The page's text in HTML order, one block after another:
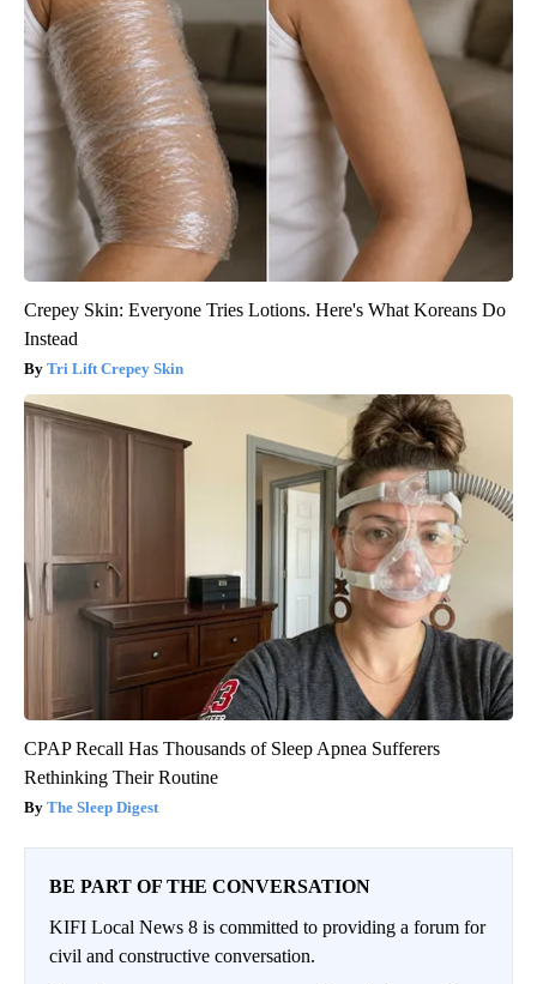
Crepey Skin: Everyone Tries Lotions. Here's What Koreans Do
Instead
Tri Lift Crepey Skin
CPAP Recall Has Thousands of Sleep Apnea Sufferers
Rethinking Their Routine
The Sleep Digest
BE PART OF THE CONVERSATION
KIFI Local News 8 is committed to providing a forum for
civil and constructive conversation.